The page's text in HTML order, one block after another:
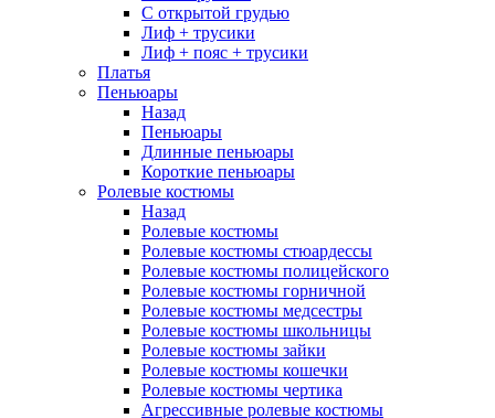
С открытой грудью
Лиф + трусики
Лиф + пояс + трусики
Платья
Пеньюары
Назад
Пеньюары
Длинные пеньюары
Короткие пеньюары
Ролевые костюмы
Назад
Ролевые костюмы
Ролевые костюмы стюардессы
Ролевые костюмы полицейского
Ролевые костюмы горничной
Ролевые костюмы медсестры
Ролевые костюмы школьницы
Ролевые костюмы зайки
Ролевые костюмы кошечки
Ролевые костюмы чертика
Агрессивные ролевые костюмы